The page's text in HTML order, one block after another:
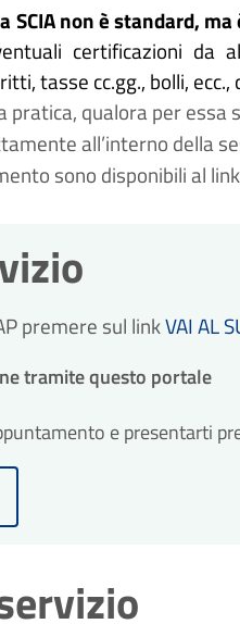
non è standard,
certificazioni da
tasse cc.gg., bolli,
pratica, qualora per essa
all’interno della
sono disponibili al
premere sul linkVAI AL
tramite questo portale
e presentarti